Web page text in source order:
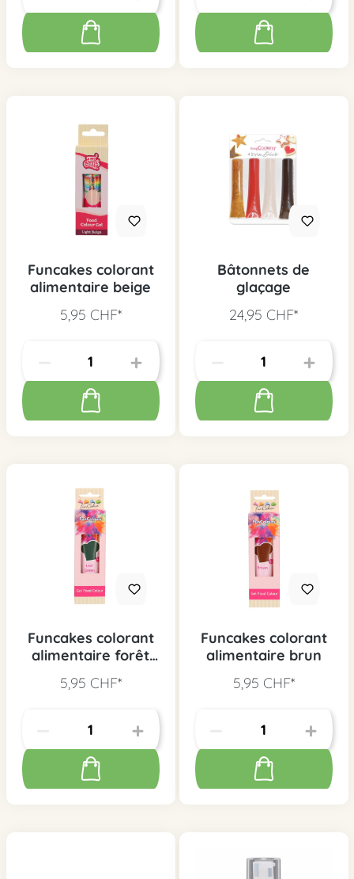
Funcakes colorant
alimentaire beige
5,95 CHF*
Bâtonnets de
glaçage
24,95 CHF*
Funcakes colorant
alimentaire forêt
5,95 CHF*
Funcakes colorant
alimentaire brun
5,95 CHF*